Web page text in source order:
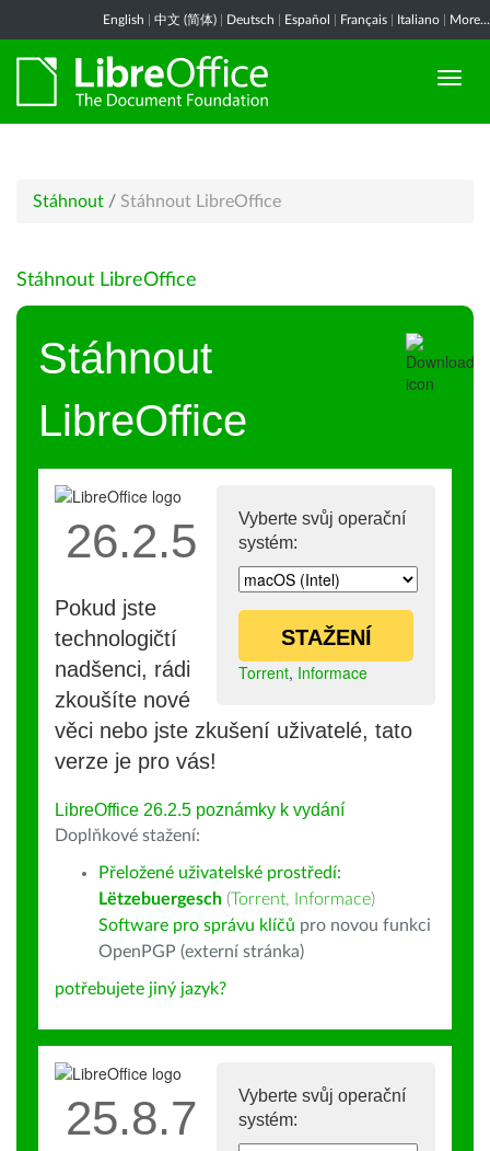
English 中文 (简体) Deutsch Español Français Italiano More...
Stáhnout / Stáhnout LibreOffice
Stáhnout LibreOffice
Stáhnout
LibreOffice
Vyberte svůj operační
systém:
STAŽENÍ
Torrent, Informace
26.2.5
Pokud jste
technologičtí
nadšenci, rádi
zkoušíte nové
věci nebo jste zkušení uživatelé, tato
verze je pro vás!
LibreOffice 26.2.5 poznámky k vydání
Doplňkové stažení:
Přeložené uživatelské prostředí:
Lëtzebuergesch (Torrent, Informace)
Software pro správu klíčů pro novou funkci
OpenPGP (externí stránka)
potřebujete jiný jazyk?
Vyberte svůj operační
systém:
25.8.7